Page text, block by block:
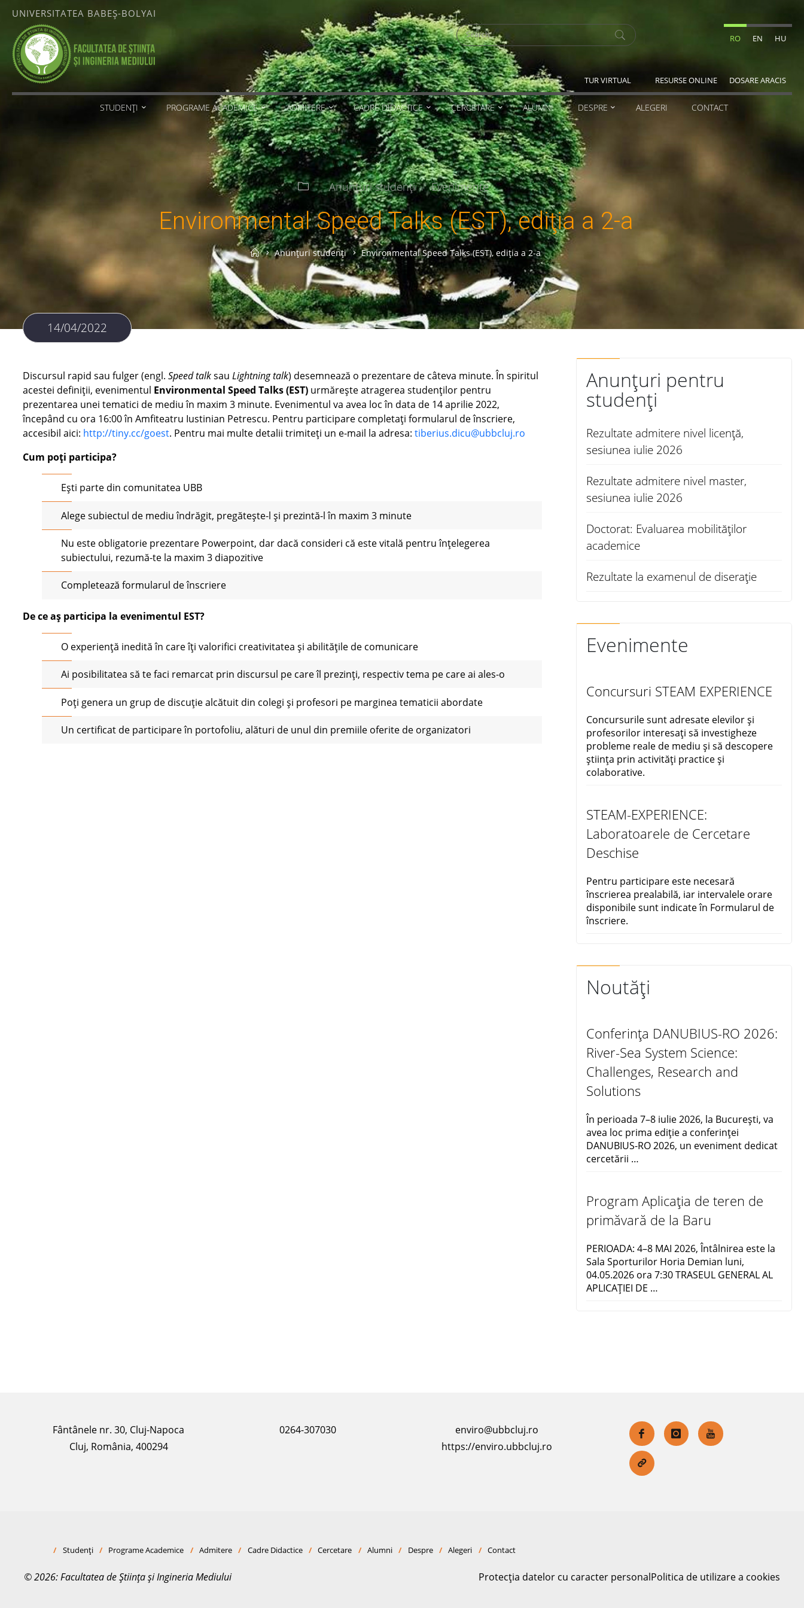
content
FACULTATEA
DE ȘTIINȚA
ȘI
INGINERIA
UNIVERSITATEA BABEȘ-BOLYAI
Search
for:
RO EN HU
TUR VIRTUAL RESURSE ONLINE DOSARE ARACIS
STUDENȚI PROGRAME ACADEMICE ADMITERE CADRE DIDACTICE CERCETARE ALUMNI DESPRE ALEGERI CONTACT
Anunțuri studenți / Evenimente
Environmental Speed Talks (EST), ediţia a 2-a
HomeAnunțuri studenți Environmental Speed Talks (EST), ediţia a 2-a
14/04/2022
Discursul rapid sau fulger (engl.Speed talksauLightning talk) desemnează o prezentare de câteva minute. În spiritul
acestei definiţii, evenimentul Environmental Speed Talks (EST) urmăreşte atragerea studenţilor pentru
prezentarea unei tematici de mediu în maxim 3 minute. Evenimentul va avea loc în data de 14 aprilie 2022,
începând cu ora 16:00 în Amfiteatru Iustinian Petrescu. Pentru participare completaţi formularul de înscriere,
accesibil aici: http://tiny.cc/goest. Pentru mai multe detalii trimiteţi un e-mail la adresa:tiberius.dicu@ubbcluj.ro
Cum poţi participa?
Eşti parte din comunitatea UBB
Alege subiectul de mediu îndrăgit, pregăteşte-l şi prezintă-l în maxim 3 minute
Nu este obligatorie prezentare Powerpoint, dar dacă consideri că este vitală pentru înţelegerea
subiectului, rezumă-te la maxim 3 diapozitive
Completează formularul de înscriere
De ce aş participa la evenimentul EST?
O experienţă inedită în care îţi valorifici creativitatea şi abilităţile de comunicare
Ai posibilitatea să te faci remarcat prin discursul pe care îl prezinţi, respectiv tema pe care ai ales-o
Poţi genera un grup de discuţie alcătuit din colegi şi profesori pe marginea tematicii abordate
Un certificat de participare în portofoliu, alături de unul din premiile oferite de organizatori
Anunțuri pentru
studenți
Rezultate admitere nivel licență,
sesiunea iulie 2026
Rezultate admitere nivel master,
sesiunea iulie 2026
Doctorat: Evaluarea mobilităților
academice
Rezultate la examenul de diserație
Evenimente
Concursuri STEAM EXPERIENCE
Concursurile sunt adresate elevilor și
profesorilor interesați să investigheze
probleme reale de mediu și să descopere
știința prin activități practice și
colaborative.
STEAM-EXPERIENCE:
Laboratoarele de Cercetare
Deschise
Pentru participare este necesară
înscrierea prealabilă, iar intervalele orare
disponibile sunt indicate în Formularul de
înscriere.
Noutăți
Conferința DANUBIUS-RO 2026:
River-Sea System Science:
Challenges, Research and
Solutions
În perioada 7–8 iulie 2026, la București, va
avea loc prima ediție a conferinței
DANUBIUS-RO 2026, un eveniment dedicat
cercetării …
Program Aplicația de teren de
primăvară de la Baru
PERIOADA: 4–8 MAI 2026, Întâlnirea este la
Sala Sporturilor Horia Demian luni,
04.05.2026 ora 7:30 TRASEUL GENERAL AL
APLICAŢIEI DE …
Fântânele nr. 30, Cluj-Napoca
Cluj, România, 400294
0264-307030
enviro@ubbcluj.ro
https://enviro.ubbcluj.ro
/ Studenți / Programe Academice / Admitere / Cadre Didactice / Cercetare / Alumni / Despre / Alegeri / Contact
© 2026: Facultatea de Știința și Ingineria Mediului Protecția datelor cu caracter personalPolitica de utilizare a cookies